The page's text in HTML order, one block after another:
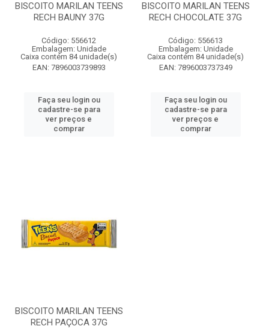
BISCOITO MARILAN TEENS
RECH BAUNY 37G
Código: 556612
Embalagem: Unidade
Caixa contém 84 unidade(s)
EAN: 7896003739893
Faça seu login ou
cadastre-se para
ver preços e
comprar
BISCOITO MARILAN TEENS
RECH CHOCOLATE 37G
Código: 556613
Embalagem: Unidade
Caixa contém 84 unidade(s)
EAN: 7896003737349
Faça seu login ou
cadastre-se para
ver preços e
comprar
BISCOITO MARILAN TEENS
RECH PAÇOCA 37G